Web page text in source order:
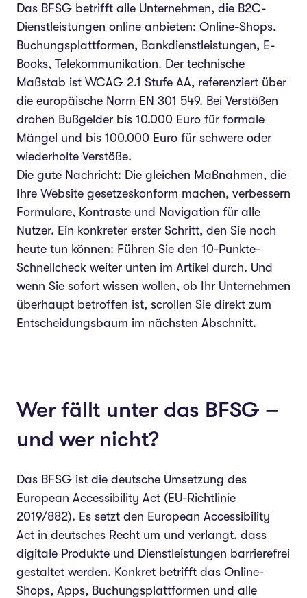
Das BFSG betrifft alle Unternehmen, die B2C-
Dienstleistungen online anbieten: Online-Shops,
Buchungsplattformen, Bankdienstleistungen, E-
Books, Telekommunikation. Der technische
Maßstab ist WCAG 2.1 Stufe AA, referenziert über
die europäische Norm EN 301 549. Bei Verstößen
drohen Bußgelder bis 10.000 Euro für formale
Mängel und bis 100.000 Euro für schwere oder
wiederholte Verstöße.
Die gute Nachricht: Die gleichen Maßnahmen, die
Ihre Website gesetzeskonform machen, verbessern
Formulare, Kontraste und Navigation für alle
Nutzer. Ein konkreter erster Schritt, den Sie noch
heute tun können: Führen Sie den 10-Punkte-
Schnellcheck weiter unten im Artikel durch. Und
wenn Sie sofort wissen wollen, ob Ihr Unternehmen
überhaupt betroffen ist, scrollen Sie direkt zum
Entscheidungsbaum im nächsten Abschnitt.
Wer fällt unter das BFSG –
und wer nicht?
Das BFSG ist die deutsche Umsetzung des
European Accessibility Act (EU-Richtlinie
2019/882). Es setzt den European Accessibility
Act in deutsches Recht um und verlangt, dass
digitale Produkte und Dienstleistungen barrierefrei
gestaltet werden. Konkret betrifft das Online-
Shops, Apps, Buchungsplattformen und alle